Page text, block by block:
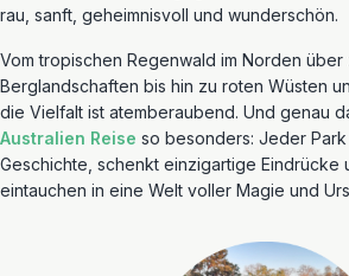
rau, sanft, geheimnisvoll und wunderschön.
Vom tropischen Regenwald im Norden
Berglandschaften bis hin zu roten Wüsten
die Vielfalt ist atemberaubend. Und genau
Australien Reise so besonders: Jeder
Geschichte, schenkt einzigartige Eindrücke
eintauchen in eine Welt voller Magie und